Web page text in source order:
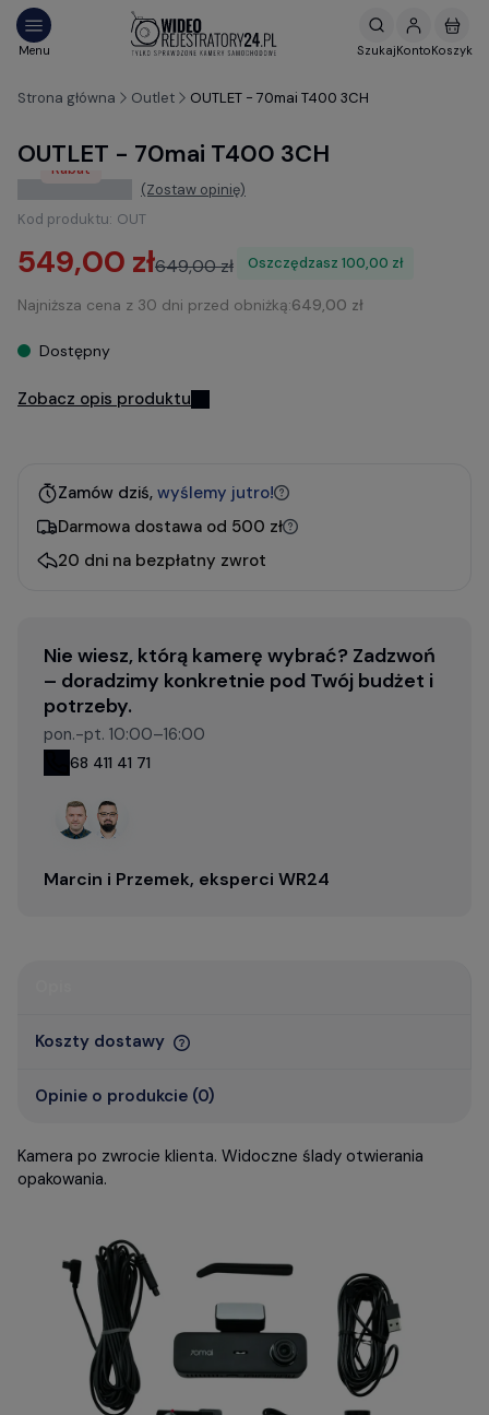
Strona główna Outlet OUTLET - 70mai T400 3CH
Rabat
OUTLET - 70mai T400 3CH
(Zostaw opinię)
Kod produktu: OUT
549,00 zł649,00 zł Oszczędzasz 100,00 zł
Najniższa cena z 30 dni przed obniżką:649,00 zł
Dostępny
Zobacz opis produktu
Zamów dziś, wyślemy jutro!
Darmowa dostawa od 500 zł
20 dni na bezpłatny zwrot
Nie wiesz, którą kamerę wybrać? Zadzwoń
– doradzimy konkretnie pod Twój budżet i
potrzeby.
pon.-pt. 10:00–16:00
68 411 41 71
Marcin i Przemek, eksperci WR24
Koszty dostawy
Opinie o produkcie (0)
Kamera po zwrocie klienta. Widoczne ślady otwierania
opakowania.